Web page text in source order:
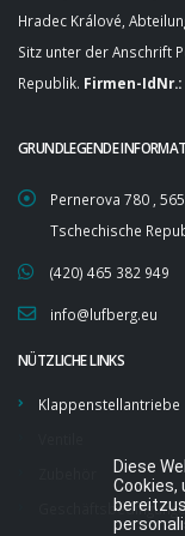
Hradec Králové,
Sitz unter der Anschrift
Republik. Firmen-IdNr.:
GRUNDLEGENDE
Pernerova 780 ,
Tschechische
(420) 465 382 949
info@lufberg.eu
NÜTZLICHE LINKS
Klappenstellantriebe
Diese
Cookies,